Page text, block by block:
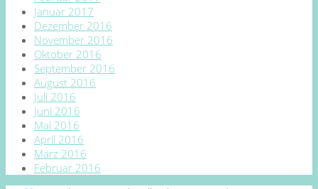
Januar 2017
Dezember 2016
November 2016
Oktober 2016
September 2016
August 2016
Juli 2016
Juni 2016
Mai 2016
April 2016
März 2016
Februar 2016